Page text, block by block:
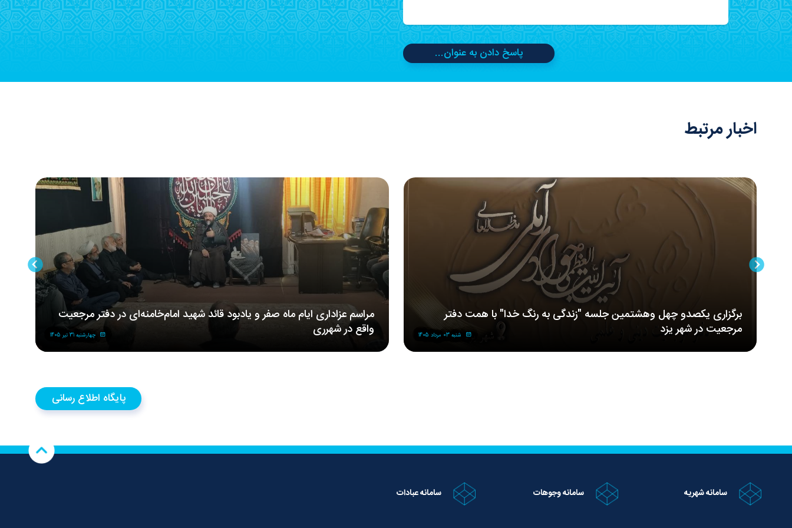
پاسخ دادن به عنوان...
اخبار مرتبط
برگزاری یکصدو چهل وهشتمین جلسه "زندگی به رنگ خدا" با همت دفتر
مرجعیت در شهر یزد
شنبه 03 مرداد 1405
مراسم‌ عزاداری‌ ایام ماه صفر و یادبود قائد شهید امام‌خامنه‌ای در دفتر مرجعیت
واقع در شهرری
چهارشنبه 31 تیر 1405
پایگاه اطلاع رسانی
سامانه شهریه سامانه وجوهات سامانه عبادات